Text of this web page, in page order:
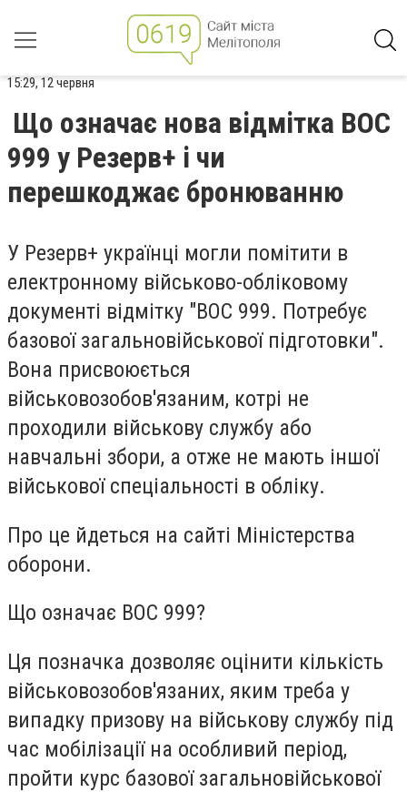
15:29, 12 червня
Що означає нова відмітка ВОС
999 у Резерв+ і чи
перешкоджає бронюванню
У Резерв+ українці могли помітити в
електронному військово-обліковому
документі відмітку "ВОС 999. Потребує
базової загальновійськової підготовки".
Вона присвоюється
військовозобов'язаним, котрі не
проходили військову службу або
навчальні збори, а отже не мають іншої
військової спеціальності в обліку.
Про це йдеться на сайті Міністерства
оборони.
Що означає ВОС 999?
Ця позначка дозволяє оцінити кількість
військовозобов'язаних, яким треба у
випадку призову на військову службу під
час мобілізації на особливий період,
пройти курс базової загальновійськової